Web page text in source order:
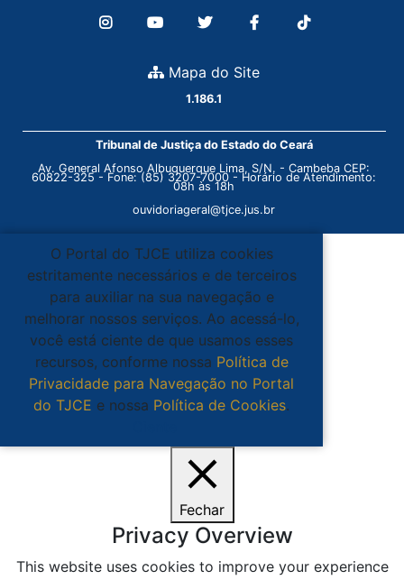
Mapa do Site
1.186.1
Tribunal de Justiça do Estado do Ceará
Av. General Afonso Albuquerque Lima, S/N. - Cambeba CEP:
60822-325 - Fone: (85) 3207-7000 - Horário de Atendimento:
08h às 18h
ouvidoriageral@tjce.jus.br
O Portal do TJCE utiliza cookies
estritamente necessários e de terceiros
para auxiliar na sua navegação e
melhorar nossos serviços. Ao acessá-lo,
você está ciente de que usamos esses
recursos, conforme nossa Política de
Privacidade para Navegação no Portal
do TJCE e nossa Política de Cookies.
Fechar
Privacy Overview
This website uses cookies to improve your experience